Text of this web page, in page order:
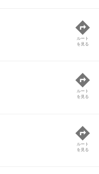
ルート
を見る
ルート
を見る
ルート
を見る